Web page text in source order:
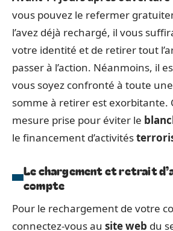
vous pouvez le refermer
l’avez déjà rechargé, il vous
votre identité et de retirer tout
passer à l’action. Néanmoins, il
vous soyez confronté à toute
somme à retirer est exorbitante.
mesure prise pour éviter le
le financement d’activités
Le chargement et retrait
compte
Pour le rechargement de votre
connectez-vous au site web du